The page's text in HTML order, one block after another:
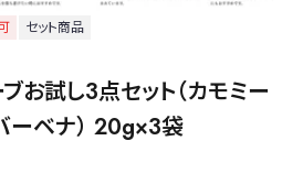
セット商品
お試し3点セット（カモミー
ーベナ） 20g×3袋